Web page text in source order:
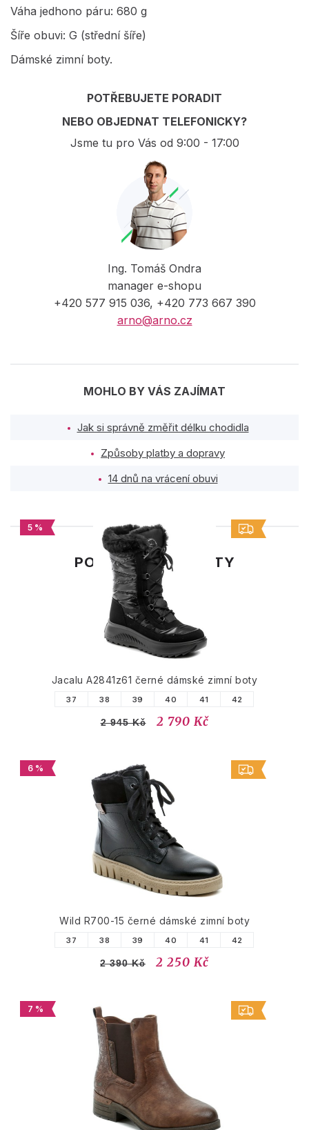
Váha jedhono páru: 680 g
Šíře obuvi: G (střední šíře)
Dámské zimní boty.
POTŘEBUJETE PORADIT
NEBO OBJEDNAT TELEFONICKY?
Jsme tu pro Vás od 9:00 - 17:00
Ing. Tomáš Ondra
manager e-shopu
+420 577 915 036, +420 773 667 390
arno@arno.cz
MOHLO BY VÁS ZAJÍMAT
Jak si správně změřit délku chodidla
Způsoby platby a dopravy
14 dnů na vrácení obuvi
PODOBNÉ PRODUKTY
5 %
Jacalu A2841z61 černé dámské zimní boty
37 38 39 40 41 42
2 945 Kč 2 790 Kč
6 %
Wild R700-15 černé dámské zimní boty
37 38 39 40 41 42
2 390 Kč 2 250 Kč
7 %